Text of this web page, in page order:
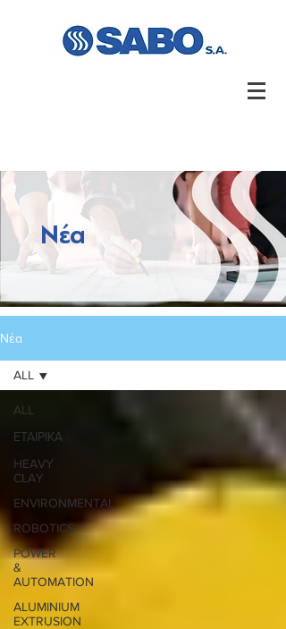
Νέα
Νέα
ALL
ΕΤΑΙΡΙΚΑ
HEAVY
CLAY
ENVIRONMENTAL
ROBOTICS
POWER
&
AUTOMATION
ALUMINIUM
EXTRUSION
ALL